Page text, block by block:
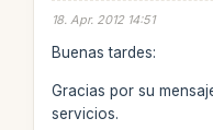
18. Apr. 2012 14:51
Buenas tardes:
Gracias por su
servicios.